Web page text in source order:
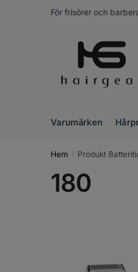
För frisörer och
Varumärken
Hem / Produkt
180